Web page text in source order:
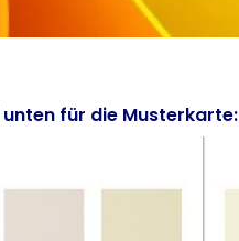
unten für die Musterkarte: